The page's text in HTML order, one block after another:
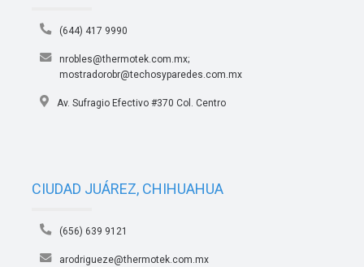
(644) 417 9990
nrobles@thermotek.com.mx;
mostradorobr@techosyparedes.com.mx
Av. Sufragio Efectivo #370 Col. Centro
CIUDAD JUÁREZ, CHIHUAHUA
(656) 639 9121
arodrigueze@thermotek.com.mx